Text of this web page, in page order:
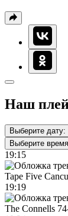
Наш
Выберите дату:
Выберите
19:15
Tape Five
19:19
The Connells